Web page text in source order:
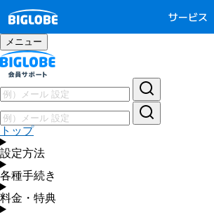
サービス
メニュー
トップ
設定方法
各種手続き
料金・特典